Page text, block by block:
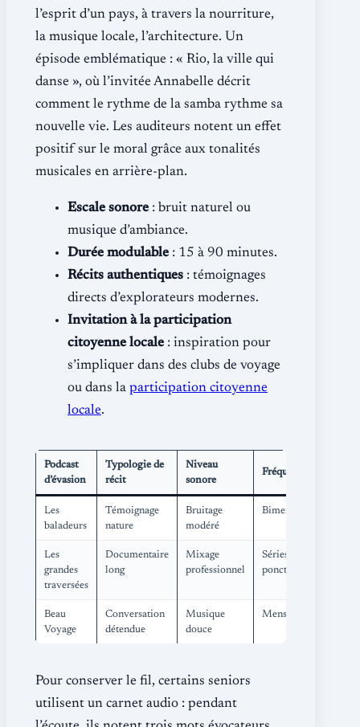
l’esprit d’un pays, à travers la nourriture,
la musique locale, l’architecture. Un
épisode emblématique : « Rio, la ville qui
danse », où l’invitée Annabelle décrit
comment le rythme de la samba rythme sa
nouvelle vie. Les auditeurs notent un effet
positif sur le moral grâce aux tonalités
musicales en arrière-plan.
Escale sonore : bruit naturel ou
musique d’ambiance.
Durée modulable : 15 à 90 minutes.
Récits authentiques : témoignages
directs d’explorateurs modernes.
Invitation à la participation
citoyenne locale : inspiration pour
s’impliquer dans des clubs de voyage
ou dans la participation citoyenne
locale.
Podcast
d’évasion
Typologie de
récit
Niveau
sonore
Fréquence
Les
baladeurs
Témoignage
nature
Bruitage
modéré
Bimensuel
Les
grandes
traversées
Documentaire
long
Mixage
professionnel
Séries
ponctuelles
Beau
Voyage
Conversation
détendue
Musique
douce
Mensuel
Pour conserver le fil, certains seniors
utilisent un carnet audio : pendant